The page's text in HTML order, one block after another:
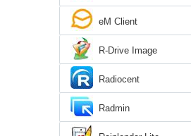
eM Client
R-Drive Image
Radiocent
Radmin